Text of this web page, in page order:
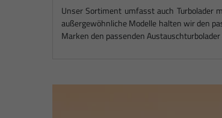
Unser Sortiment umfasst auch Turbolader
außergewöhnliche Modelle halten wir den
Marken den passenden Austauschturbolader